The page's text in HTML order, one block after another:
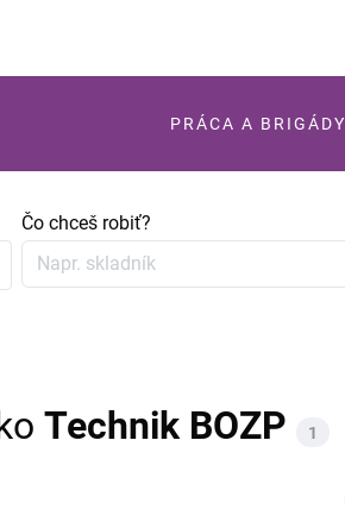
PRÁCA A BRIGÁDY
Čo chceš robiť?
Technik BOZP 1